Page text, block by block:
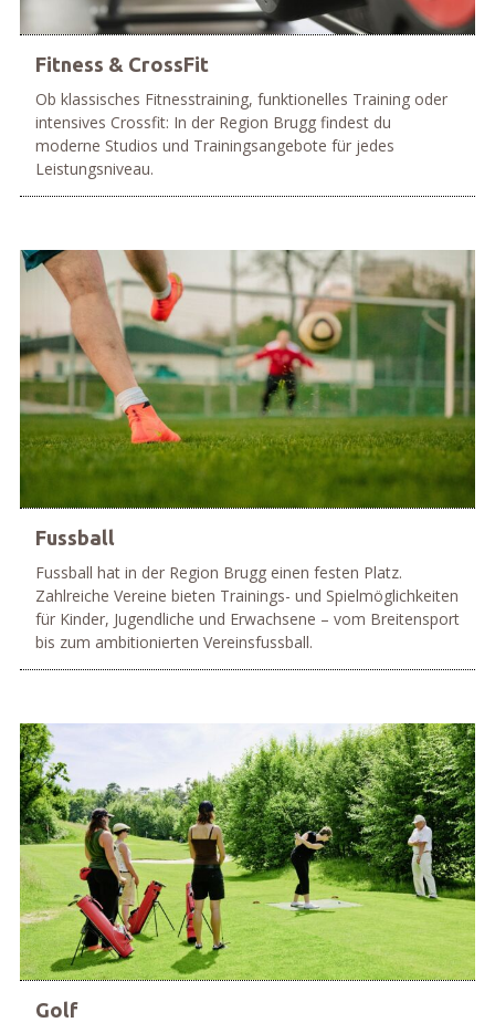
Fitness & CrossFit
Ob klassisches Fitnesstraining, funktionelles Training oder
intensives Crossfit: In der Region Brugg findest du
moderne Studios und Trainingsangebote für jedes
Leistungsniveau.
mehr
Fussball
Fussball hat in der Region Brugg einen festen Platz.
Zahlreiche Vereine bieten Trainings- und Spielmöglichkeiten
für Kinder, Jugendliche und Erwachsene – vom Breitensport
bis zum ambitionierten Vereinsfussball.
Golf